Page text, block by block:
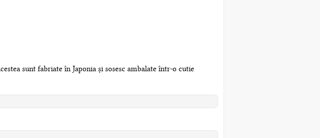
sunt fabriate în Japonia și sosesc ambalate într-o cutie